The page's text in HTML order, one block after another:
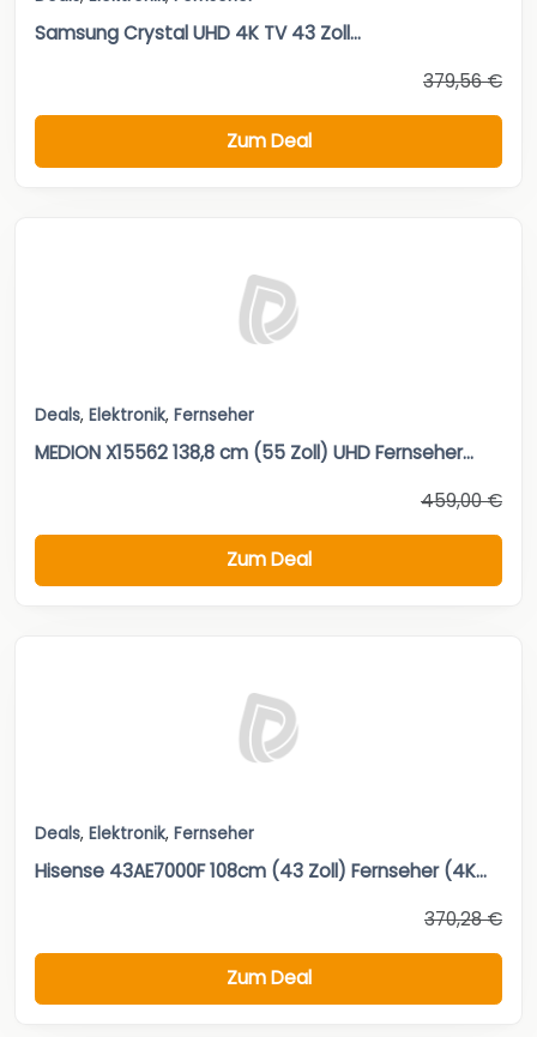
Samsung Crystal UHD 4K TV 43 Zoll...
379,56 €
Zum Deal
Deals, Elektronik, Fernseher
MEDION X15562 138,8 cm (55 Zoll) UHD Fernseher...
459,00 €
Zum Deal
Deals, Elektronik, Fernseher
Hisense 43AE7000F 108cm (43 Zoll) Fernseher (4K...
370,28 €
Zum Deal